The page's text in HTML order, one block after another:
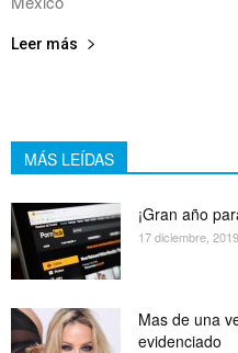
Leer más
MÁS LEÍDAS
¡Gran año
17 diciembre, 2019
Mas de una
evidenciado